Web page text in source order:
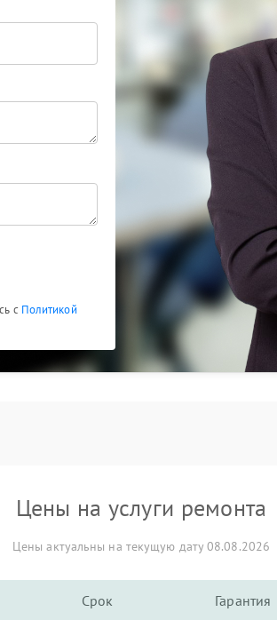
с Политикой
Цены на услуги ремонта
Цены актуальны на текущую дату 08.08.2026
Срок Гарантия